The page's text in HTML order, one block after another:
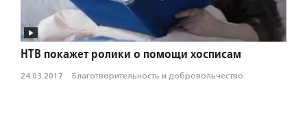
НТВ покажет ролики о помощи хосписам
24.03.2017 · Благотвори­тель­ность и доброволь­чест­во